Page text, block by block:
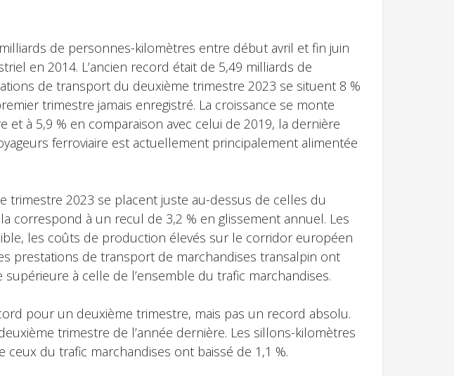
de personnes-kilomètres entre début avril et fin juin
en 2014. L’ancien record était de 5,49 milliards de
de transport du deuxième trimestre 2023 se situent 8 %
trimestre jamais enregistré. La croissance se monte
à 5,9 % en comparaison avec celui de 2019, la dernière
ferroviaire est actuellement principalement alimentée
2023 se placent juste au-dessus de celles du
correspond à un recul de 3,2 % en glissement annuel. Les
les coûts de production élevés sur le corridor européen
prestations de transport de marchandises transalpin ont
à celle de l’ensemble du trafic marchandises.
pour un deuxième trimestre, mais pas un record absolu.
trimestre de l’année dernière. Les sillons-kilomètres
du trafic marchandises ont baissé de 1,1 %.